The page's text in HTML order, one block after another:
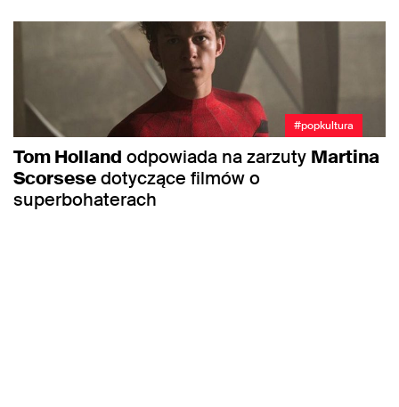
#popkultura
Tom Holland odpowiada na zarzuty Martina
Scorsesedotyczące filmów o
superbohaterach